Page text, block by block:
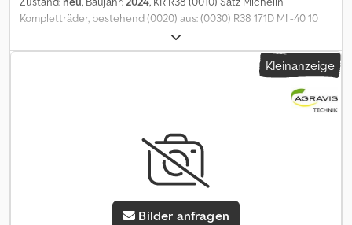
Kompletträder, bestehend (0020) aus: (0030) R38 171D MI -40 10
DWW23AX38 Dwsdpfszfq Tvox Ah Tja (0040) Vom Fendt 724 Gen6
Kleinanzeige
Bilder anfragen